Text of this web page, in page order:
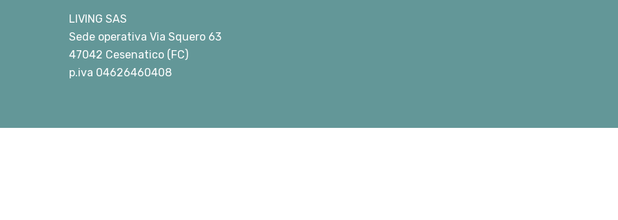
LIVING SAS
Sede operativa Via Squero 63
47042 Cesenatico (FC)
p.iva 04626460408